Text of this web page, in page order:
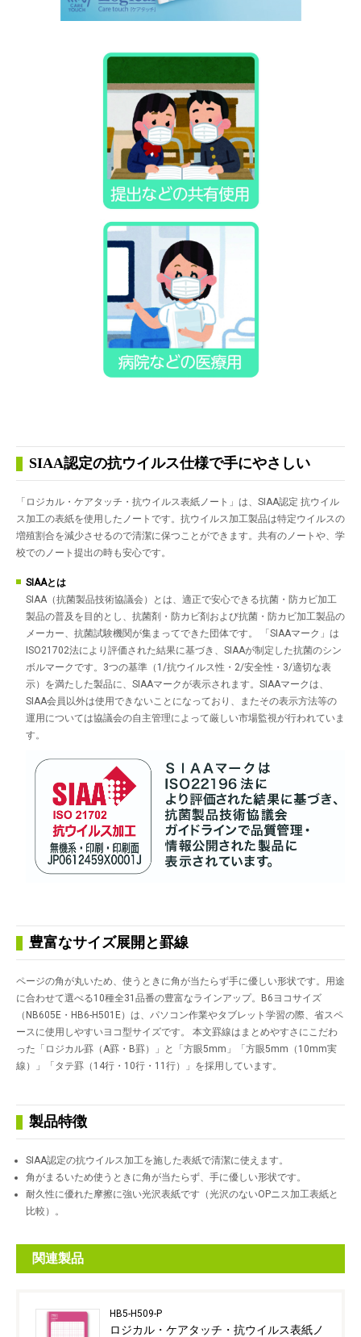
SIAA認定の抗ウイルス仕様で手にやさしい
「ロジカル・ケアタッチ・抗ウイルス表紙ノート」は、SIAA認定 抗ウイル
ス加工の表紙を使用したノートです。抗ウイルス加工製品は特定ウイルスの
増殖割合を減少させるので清潔に保つことができます。共有のノートや、学
校でのノート提出の時も安心です。
SIAAとは
SIAA（抗菌製品技術協議会）とは、適正で安心できる抗菌・防カビ加工
製品の普及を目的とし、抗菌剤・防カビ剤および抗菌・防カビ加工製品の
メーカー、抗菌試験機関が集まってできた団体です。 「SIAAマーク」は
ISO21702法により評価された結果に基づき、SIAAが制定した抗菌のシン
ボルマークです。3つの基準（1/抗ウイルス性・2/安全性・3/適切な表
示）を満たした製品に、SIAAマークが表示されます。SIAAマークは、
SIAA会員以外は使用できないことになっており、またその表示方法等の
運用については協議会の自主管理によって厳しい市場監視が行われていま
す。
豊富なサイズ展開と罫線
ページの角が丸いため、使うときに角が当たらず手に優しい形状です。用途
に合わせて選べる10種全31品番の豊富なラインアップ。B6ヨコサイズ
（NB605E・HB6-H501E）は、パソコン作業やタブレット学習の際、省スペ
ースに使用しやすいヨコ型サイズです。 本文罫線はまとめやすさにこだわ
った「ロジカル罫（A罫・B罫）」と「方眼5mm」「方眼5mm（10mm実
線）」「タテ罫（14行・10行・11行）」を採用しています。
製品特徴
SIAA認定の抗ウイルス加工を施した表紙で清潔に使えます。
角がまるいため使うときに角が当たらず、手に優しい形状です。
耐久性に優れた摩擦に強い光沢表紙です（光沢のないOPニス加工表紙と
比較）。
関連製品
HB5-H509-P
ロジカル・ケアタッチ・抗ウイルス表紙ノ